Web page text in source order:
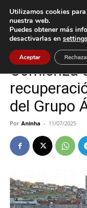
Inicio Política
Política Vigo
Comienza
del Grupo
Por Aninha - 11/07/2025
Utilizamos cookies
nuestra web.
Puedes obtener más
desactivarlas en
Aceptar